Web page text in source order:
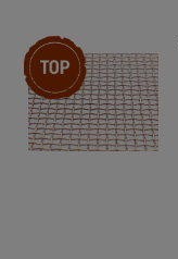
Article phare